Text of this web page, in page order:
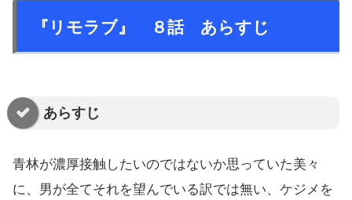
『リモラブ』 ８話 あらすじ
あらすじ
青林が濃厚接触したいのではないか思っていた美々
に、男が全てそれを望んでいる訳では無い、ケジメを